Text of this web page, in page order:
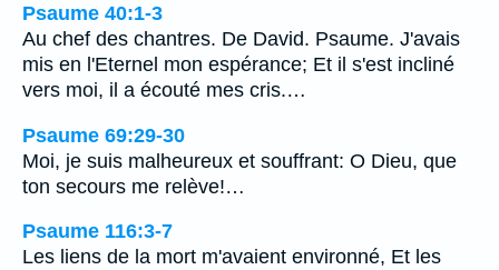
Psaume 40:1-3
Au chef des chantres. De David. Psaume. J'avais
mis en l'Eternel mon espérance; Et il s'est incliné
vers moi, il a écouté mes cris.…
Psaume 69:29-30
Moi, je suis malheureux et souffrant: O Dieu, que
ton secours me relève!…
Psaume 116:3-7
Les liens de la mort m'avaient environné, Et les